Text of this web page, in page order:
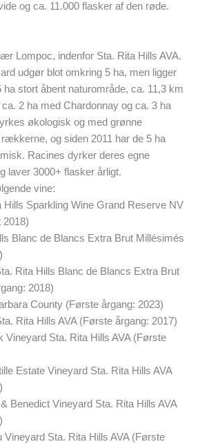
og ca. 11.000 flasker af den røde.
Lompoc, indenfor Sta. Rita Hills AVA.
udgør blot omkring 5 ha, men ligger
stort åbent naturområde, ca. 11,3 km
2 ha med Chardonnay og ca. 3 ha
økologisk og med grønne
og siden 2011 har de 5 ha
Racines dyrker deres egne
laver 3000+ flasker årligt.
vine:
Hills Sparkling Wine Grand Reserve NV
2018)
Blanc de Blancs Extra Brut Millésimés
Rita Hills Blanc de Blancs Extra Brut
2018)
County (Første årgang: 2023)
Rita Hills AVA (Første årgang: 2017)
Vineyard Sta. Rita Hills AVA (Første
Estate Vineyard Sta. Rita Hills AVA
Benedict Vineyard Sta. Rita Hills AVA
Vineyard Sta. Rita Hills AVA (Første